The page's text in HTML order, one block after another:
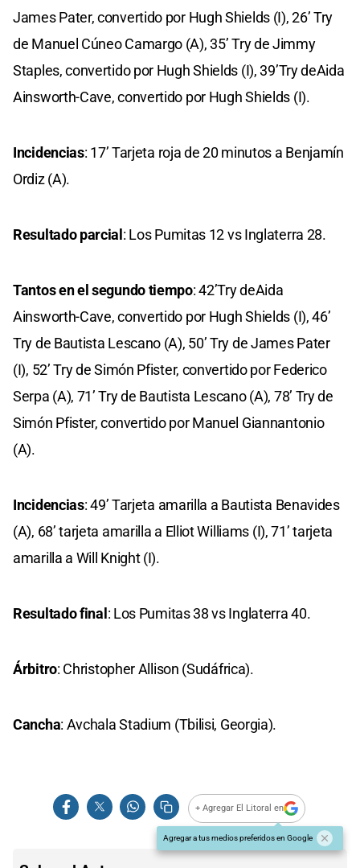
James Pater, convertido por Hugh Shields (I), 26’ Try
de Manuel Cúneo Camargo (A), 35’ Try de Jimmy
Staples, convertido por Hugh Shields (I), 39’Try deAida
Ainsworth-Cave, convertido por Hugh Shields (I).
Incidencias: 17’ Tarjeta roja de 20 minutos a Benjamín
Ordiz (A).
Resultado parcial: Los Pumitas 12 vs Inglaterra 28.
Tantos en el segundo tiempo: 42’Try deAida
Ainsworth-Cave, convertido por Hugh Shields (I), 46’
Try de Bautista Lescano (A), 50’ Try de James Pater
(I), 52’ Try de Simón Pfister, convertido por Federico
Serpa (A), 71’ Try de Bautista Lescano (A), 78’ Try de
Simón Pfister, convertido por Manuel Giannantonio
(A).
Incidencias: 49’ Tarjeta amarilla a Bautista Benavides
(A), 68’ tarjeta amarilla a Elliot Williams (I), 71’ tarjeta
amarilla a Will Knight (I).
Resultado final: Los Pumitas 38 vs Inglaterra 40.
Árbitro: Christopher Allison (Sudáfrica).
Cancha: Avchala Stadium (Tbilisi, Georgia).
+ Agregar El Litoral en
Agregar a tus medios preferidos en Google